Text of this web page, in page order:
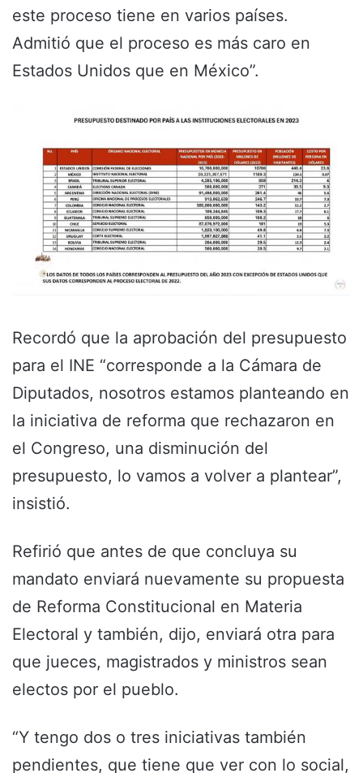
este proceso tiene en varios países.
Admitió que el proceso es más caro en
Estados Unidos que en México”.
Recordó que la aprobación del presupuesto
para el INE “corresponde a la Cámara de
Diputados, nosotros estamos planteando en
la iniciativa de reforma que rechazaron en
el Congreso, una disminución del
presupuesto, lo vamos a volver a plantear”,
insistió.
Refirió que antes de que concluya su
mandato enviará nuevamente su propuesta
de Reforma Constitucional en Materia
Electoral y también, dijo, enviará otra para
que jueces, magistrados y ministros sean
electos por el pueblo.
“Y tengo dos o tres iniciativas también
pendientes, que tiene que ver con lo social,